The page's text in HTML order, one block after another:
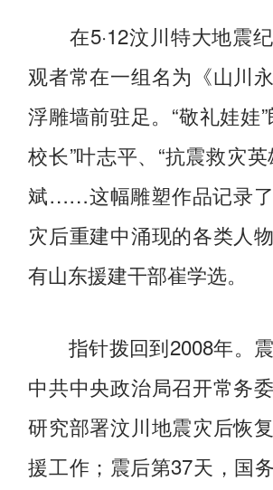
在5·12汶川特大地震
观者常在一组名为《山川
浮雕墙前驻足。“敬礼娃娃
校长”叶志平、“抗震救灾
斌……这幅雕塑作品记录
灾后重建中涌现的各类人
有山东援建干部崔学选。
指针拨回到2008年。震
中共中央政治局召开常务
研究部署汶川地震灾后恢
援工作；震后第37天，国